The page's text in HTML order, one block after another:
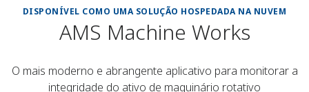
DISPONÍVEL COMO UMA SOLUÇÃO HOSPEDADA NA NUVEM
AMS Machine Works
O mais moderno e abrangente aplicativo para monitorar a
integridade do ativo de maquinário rotativo